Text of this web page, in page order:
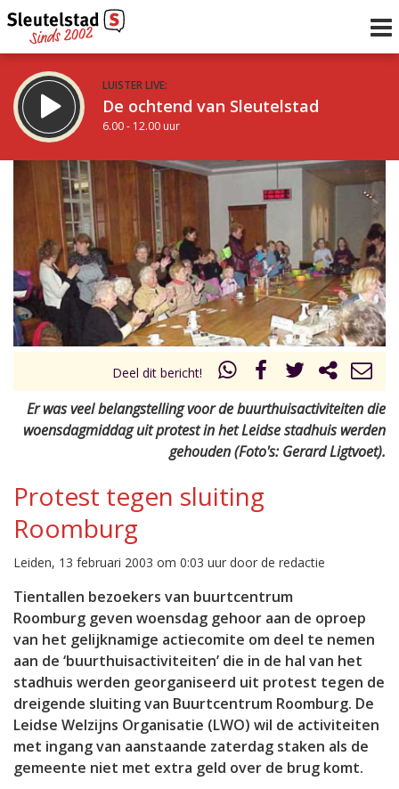
LUISTER LIVE:
De ochtend van Sleutelstad
6.00 - 12.00 uur
De middag van Sleutelstad
12.00 - 19.00 uur
Vorig uur
uur 1 van 0 Volgend uur
Inklappen
Deel dit bericht!
Er was veel belangstelling voor de buurthuisactiviteiten die
woensdagmiddag uit protest in het Leidse stadhuis werden
gehouden (Foto's: Gerard Ligtvoet).
Protest tegen sluiting
Roomburg
Leiden, 13 februari 2003 om 0:03 uur door de redactie
Tientallen bezoekers van buurtcentrum
Roomburg geven woensdag gehoor aan de oproep
van het gelijknamige actiecomite om deel te nemen
aan de ‘buurthuisactiviteiten’ die in de hal van het
stadhuis werden georganiseerd uit protest tegen de
dreigende sluiting van Buurtcentrum Roomburg. De
Leidse Welzijns Organisatie (LWO) wil de activiteiten
met ingang van aanstaande zaterdag staken als de
gemeente niet met extra geld over de brug komt.